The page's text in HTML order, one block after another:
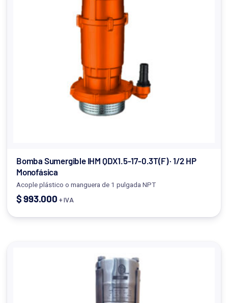
Bomba Sumergible IHM QDX1.5-17-0.3T(F) · 1/2 HP
Monofásica
Acople plástico o manguera de 1 pulgada NPT
$993.000 + IVA